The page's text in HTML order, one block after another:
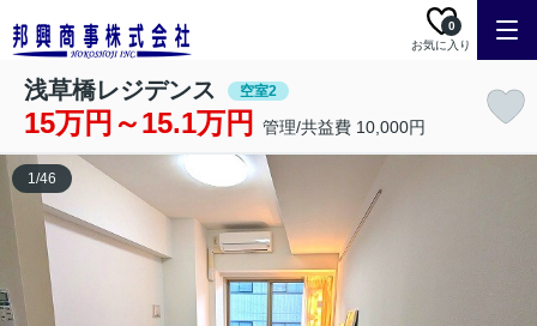
お気に入り
0
浅草橋レジデンス 空室2
15万円～15.1万円 管理/共益費 10,000円
1/46